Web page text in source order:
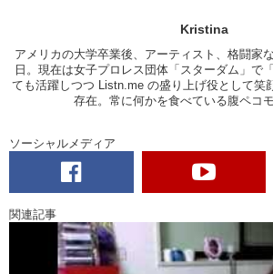
Kristina: We’re in nature. I got bit on my fists
mosquito
Junko: With your fist?
lost…as am I.
Kristina: And it’s a globe board! And hey! Oh
naked naked! And there’s the moon!
Junko: Mines a longboard, although it’s one of
this is anickleboard it is very
don’t you think?
Kristina
アメリカの大学卒業後、アーティスト、格闘家
日。現在は女子プロレス団体「 スターダム 」で「
ても活躍しつつ Listn.me の盛り上げ役として笑
存在。常に何かを食べている腹ペコモ
ソーシャルメディア
関連記事